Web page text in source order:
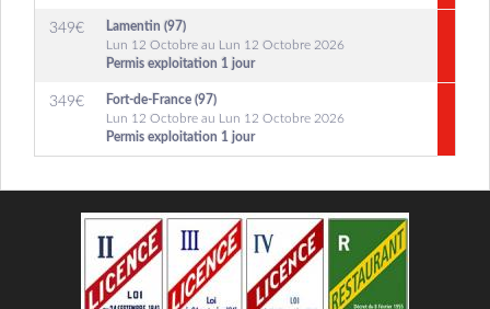
349€
Lamentin (97)
Lun 12 Octobre au Lun 12 Octobre 2026
Permis exploitation 1 jour
349€
Fort-de-France (97)
Lun 12 Octobre au Lun 12 Octobre 2026
Permis exploitation 1 jour